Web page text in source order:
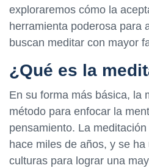
exploraremos cómo la
herramienta poderosa para
buscan meditar con mayor
¿Qué es la
En su forma más básica, la
método para enfocar la
pensamiento. La
hace miles de años, y se
culturas para lograr una